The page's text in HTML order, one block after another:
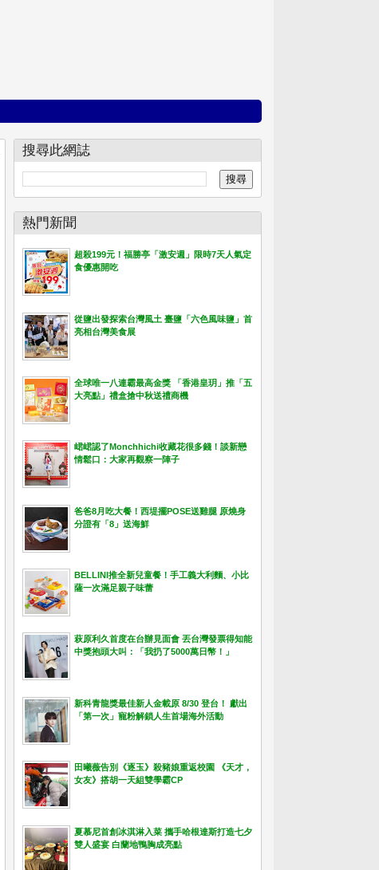
搜尋此網誌
熱門新聞
超殺199元！福勝亭「激安週」限時7天人氣定
食優惠開吃
從鹽出發探索台灣風土 臺鹽「六色風味鹽」首
亮相台灣美食展
全球唯一八連霸最高金獎 「香港皇玥」推「五
大亮點」禮盒搶中秋送禮商機
峮峮認了Monchhichi收藏花很多錢！談新戀
情鬆口：大家再觀察一陣子
爸爸8月吃大餐！西堤擺POSE送雞腿 原燒身
分證有「8」送海鮮
BELLINI推全新兒童餐！手工義大利麵、小比
薩一次滿足親子味蕾
萩原利久首度在台辦見面會 丟台灣發票得知能
中獎抱頭大叫：「我扔了5000萬日幣！」
新科青龍獎最佳新人金載原 8/30 登台！ 獻出
「第一次」寵粉解鎖人生首場海外活動
田曦薇告別《逐玉》殺豬娘重返校園 《天才，
女友》搭胡一天組雙學霸CP
夏慕尼首創冰淇淋入菜 攜手哈根達斯打造七夕
雙人盛宴 白蘭地鴨胸成亮點